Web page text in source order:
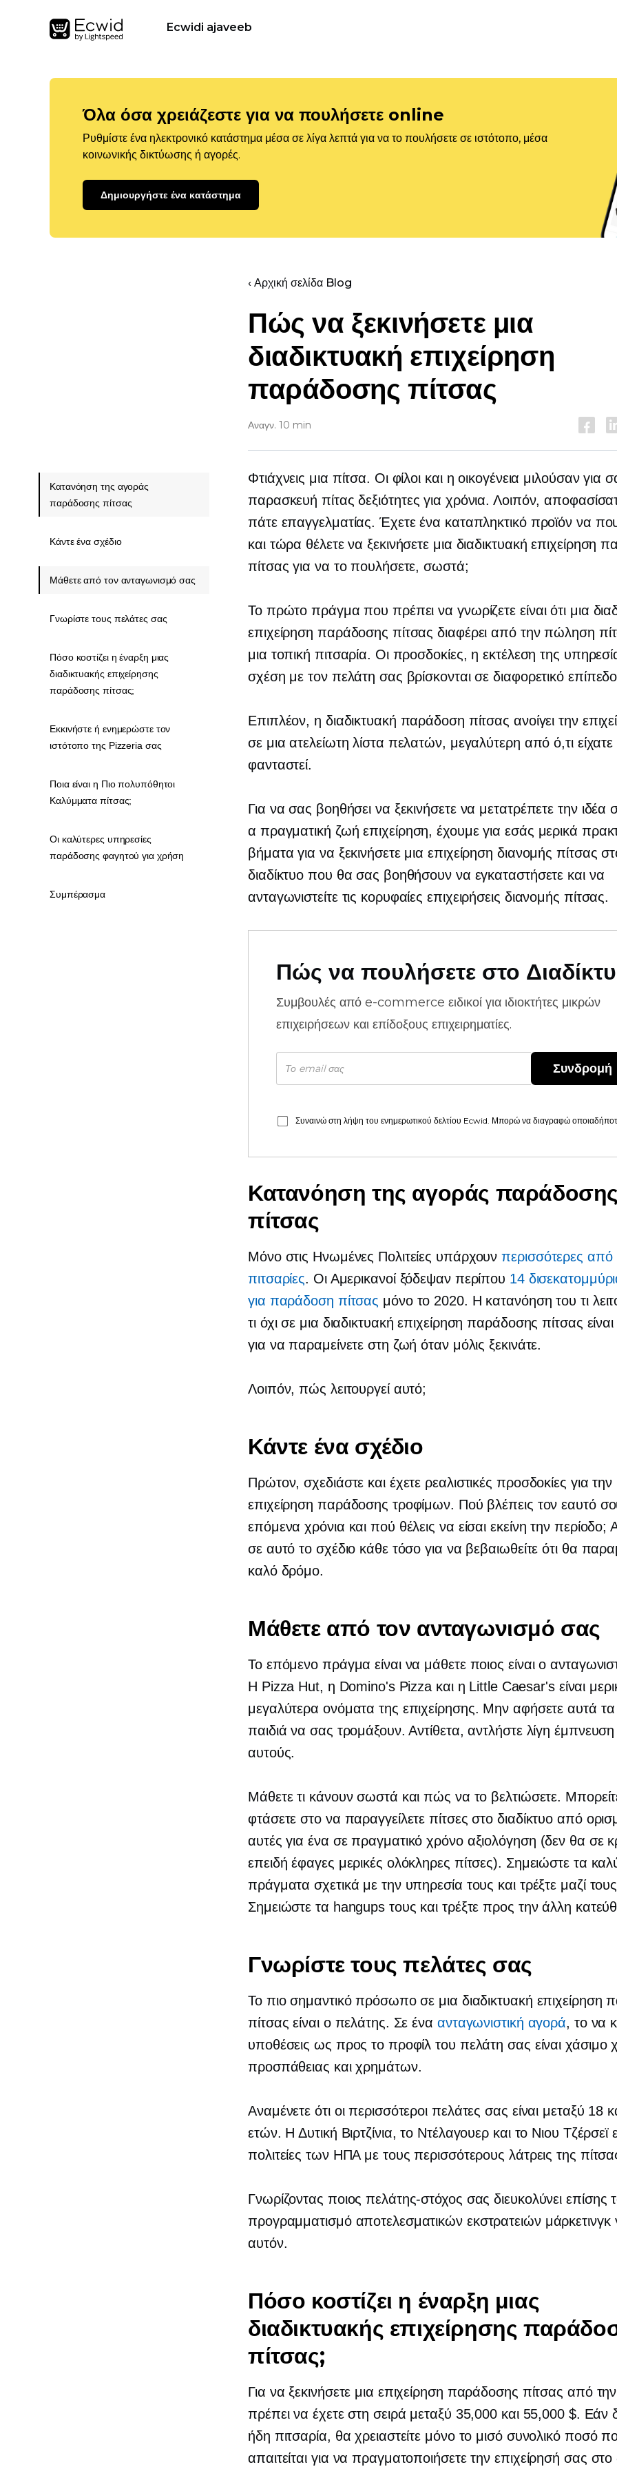
Ecwidi ajaveeb
Όλα όσα χρειάζεστε για να πουλήσετε online
Ρυθμίστε ένα ηλεκτρονικό κατάστημα μέσα σε λίγα λεπτά για να το πουλήσετε σε ιστότοπο, μέσα
κοινωνικής δικτύωσης ή αγορές.
Δημιουργήστε ένα κατάστημα
‹ Αρχική σελίδα Blog
Πώς να ξεκινήσετε μια
διαδικτυακή επιχείρηση
παράδοσης πίτσας
Αναγν. 10 min
Φτιάχνεις μια πίτσα. Οι φίλοι και η οικογένεια μιλούσαν για
παρασκευή πίτας δεξιότητες για χρόνια. Λοιπόν,
πάτε επαγγελματίας. Έχετε ένα καταπληκτικό προϊόν να
και τώρα θέλετε να ξεκινήσετε μια διαδικτυακή επιχείρηση
πίτσας για να το πουλήσετε, σωστά;
Το πρώτο πράγμα που πρέπει να γνωρίζετε είναι ότι μια
επιχείρηση παράδοσης πίτσας διαφέρει από την πώληση
μια τοπική πιτσαρία. Οι προσδοκίες, η εκτέλεση της
σχέση με τον πελάτη σας βρίσκονται σε διαφορετικό
Επιπλέον, η διαδικτυακή παράδοση πίτσας ανοίγει την
σε μια ατελείωτη λίστα πελατών, μεγαλύτερη από ό,τι είχατε
φανταστεί.
Για να σας βοηθήσει να ξεκινήσετε να μετατρέπετε την ιδέα
α πραγματική ζωή επιχείρηση, έχουμε για εσάς μερικά
βήματα για να ξεκινήσετε μια επιχείρηση διανομής πίτσας
διαδίκτυο που θα σας βοηθήσουν να εγκαταστήσετε και να
ανταγωνιστείτε τις κορυφαίες επιχειρήσεις διανομής πίτσας.
Πώς να πουλήσετε στο
Συμβουλές από e-commerce ειδικοί για ιδιοκτήτες μικρών
επιχειρήσεων και επίδοξους επιχειρηματίες.
Συνδρομή
Συναινώ στη λήψη του ενημερωτικού δελτίου Ecwid. Μπορώ να διαγραφώ
Κατανόηση της αγοράς παράδοσης
πίτσας
Μόνο στις Ηνωμένες Πολιτείες υπάρχουνπερισσότερες
πιτσαρίες. Οι Αμερικανοί ξόδεψαν περίπου 14
για παράδοση πίτσας μόνο το 2020. Η κατανόηση του τι
τι όχι σε μια διαδικτυακή επιχείρηση παράδοσης πίτσας είναι
για να παραμείνετε στη ζωή όταν μόλις ξεκινάτε.
Λοιπόν, πώς λειτουργεί αυτό;
Κάντε ένα σχέδιο
Πρώτον, σχεδιάστε και έχετε ρεαλιστικές προσδοκίες για την
επιχείρηση παράδοσης τροφίμων. Πού βλέπεις τον εαυτό
επόμενα χρόνια και πού θέλεις να είσαι εκείνη την περίοδο;
σε αυτό το σχέδιο κάθε τόσο για να βεβαιωθείτε ότι θα
καλό δρόμο.
Μάθετε από τον ανταγωνισμό σας
Το επόμενο πράγμα είναι να μάθετε ποιος είναι ο
Η Pizza Hut, η Domino's Pizza και η Little Caesar's είναι
μεγαλύτερα ονόματα της επιχείρησης. Μην αφήσετε αυτά
παιδιά να σας τρομάξουν. Αντίθετα, αντλήστε λίγη
αυτούς.
Μάθετε τι κάνουν σωστά και πώς να το βελτιώσετε.
φτάσετε στο να παραγγείλετε πίτσες στο διαδίκτυο από
αυτές για ένα σε πραγματικό χρόνοαξιολόγηση (δεν θα σε
επειδή έφαγες μερικές ολόκληρες πίτσες). Σημειώστε τα
πράγματα σχετικά με την υπηρεσία τους και τρέξτε μαζί
Σημειώστε τα hangups τους και τρέξτε προς την άλλη
Γνωρίστε τους πελάτες σας
Το πιο σημαντικό πρόσωπο σε μια διαδικτυακή επιχείρηση
πίτσας είναι ο πελάτης. Σε ένα ανταγωνιστική αγορά, το να
υποθέσεις ως προς το προφίλ του πελάτη σας είναι χάσιμο
προσπάθειας και χρημάτων.
Αναμένετε ότι οι περισσότεροι πελάτες σας είναι μεταξύ 18
ετών. Η Δυτική Βιρτζίνια, το Ντέλαγουερ και το Νιου Τζέρσεϊ
πολιτείες των ΗΠΑ με τους περισσότερους λάτρεις της
Γνωρίζοντας ποιος πελάτης-στόχος σας διευκολύνει επίσης
προγραμματισμό αποτελεσματικών εκστρατειών
αυτόν.
Πόσο κοστίζει η έναρξη μιας
διαδικτυακής επιχείρησης
πίτσας;
Για να ξεκινήσετε μια επιχείρηση παράδοσης πίτσας από
πρέπει να έχετε στη σειρά μεταξύ 35,000 και 55,000 $. Εάν
ήδη πιτσαρία, θα χρειαστείτε μόνο το μισό συνολικό ποσό
απαιτείται για να πραγματοποιήσετε την επιχείρησή σας στο
Κατανόηση της αγοράς
παράδοσης πίτσας
Κάντε ένα σχέδιο
Μάθετε από τον ανταγωνισμό σας
Γνωρίστε τους πελάτες σας
Πόσο κοστίζει η έναρξη μιας
διαδικτυακής επιχείρησης
παράδοσης πίτσας;
Εκκινήστε ή ενημερώστε τον
ιστότοπο της Pizzeria σας
Ποια είναι η Πιο πολυπόθητοι
Καλύμματα πίτσας;
Οι καλύτερες υπηρεσίες
παράδοσης φαγητού για χρήση
Συμπέρασμα